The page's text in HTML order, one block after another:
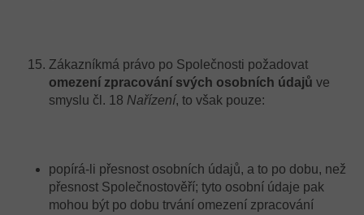
Zákazníkmá právo po Společnosti požadovat
omezení zpracování svých osobních údajů ve
smyslu čl. 18 Nařízení, to však pouze:
popírá-li přesnost osobních údajů, a to po dobu, než
přesnost Společnostověří; tyto osobní údaje pak
mohou být po dobu trvání omezení zpracování